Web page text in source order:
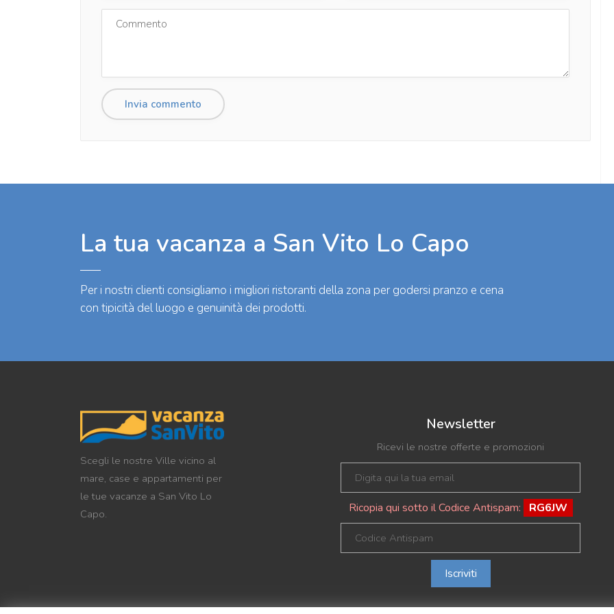
La tua vacanza a San Vito Lo Capo
Per i nostri clienti consigliamo i migliori ristoranti della zona per godersi pranzo e cena
con tipicità del luogo e genuinità dei prodotti.
Scegli le nostre Ville vicino al
mare, case e appartamenti per
le tue vacanze a San Vito Lo
Capo.
Newsletter
Ricevi le nostre offerte e promozioni
Ricopia qui sotto il Codice Antispam: RG6JW
Iscriviti